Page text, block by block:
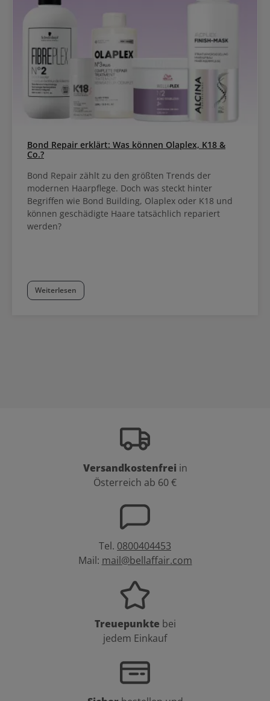
Bond Repair erklärt: Was können Olaplex, K18 &
Co.?
Bond Repair zählt zu den größten Trends der
modernen Haarpflege. Doch was steckt hinter
Begriffen wie Bond Building, Olaplex oder K18 und
können geschädigte Haare tatsächlich repariert
werden?
Weiterlesen
Versandkostenfrei in
Österreich ab 60 €
Tel. 0800404453
Mail: mail@bellaffair.com
Treuepunkte bei
jedem Einkauf